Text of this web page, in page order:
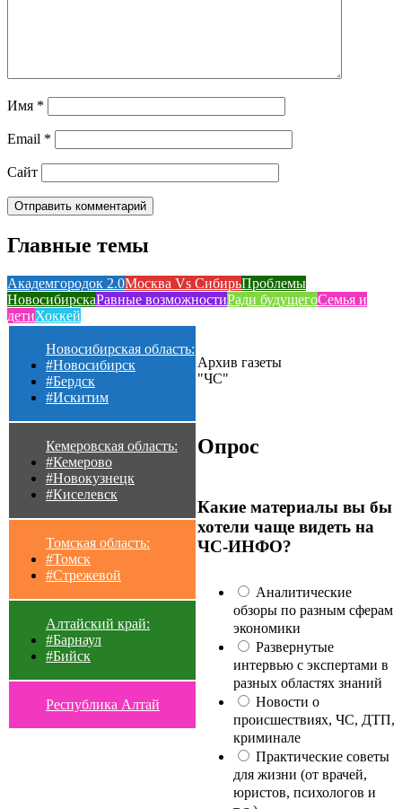
Имя *
Email *
Сайт
Главные темы
Академгородок 2.0Москва Vs СибирьПроблемы
НовосибирскаРавные возможностиРади будущегоСемья и
детиХоккей
Новосибирская область:
#Новосибирск
#Бердск
#Искитим
Кемеровская область:
#Кемерово
#Новокузнецк
#Киселевск
Томская область:
#Томск
#Стрежевой
Алтайский край:
#Барнаул
#Бийск
Республика Алтай
Архив газеты
"ЧС"
Опрос
Какие материалы вы бы
хотели чаще видеть на
ЧС-ИНФО?
Аналитические
обзоры по разным сферам
экономики
Развернутые
интервью с экспертами в
разных областях знаний
Новости о
происшествиях, ЧС, ДТП,
криминале
Практические советы
для жизни (от врачей,
юристов, психологов и